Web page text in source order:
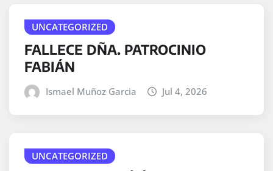
UNCATEGORIZED
FALLECE DÑA. PATROCINIO
FABIÁN
Ismael Muñoz Garcia Jul 4, 2026
UNCATEGORIZED